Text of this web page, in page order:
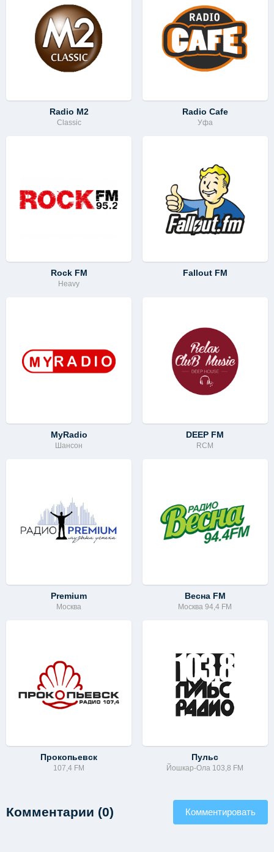
Radio M2
Classic
Radio Cafe
Уфа
Rock FM
Heavy
Fallout FM
MyRadio
Шансон
DEEP FM
RCM
Premium
Москва
Весна FM
Москва 94,4 FM
Прокопьевск
107,4 FM
Пульс
Йошкар-Ола 103,8 FM
Комментарии (0) Комментировать